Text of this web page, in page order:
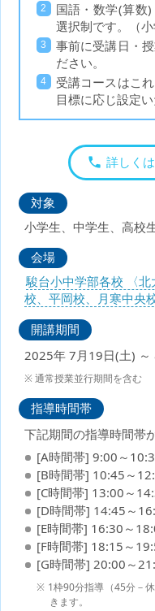
国語・数学(算数
選択制です。（小
事前に受講日・
ださい。
受講コースはこ
目標に応じ設定い
詳しく
対象
小学生、中学生、高校
会場
駿台小中学部各校 〈
校、平岡校、月寒中央校
開講期間
2025年 7月19日(土) ～
通常授業並行期間を含む
指導時間帯
下記期間の指導時間帯
[A時間帯] 9:00～
[B時間帯] 10:45～
[C時間帯] 13:00～
[D時間帯] 14:45～
[E時間帯] 16:30～
[F時間帯] 18:15～
[G時間帯] 20:00～
1枠90分指導（45分－
きます。